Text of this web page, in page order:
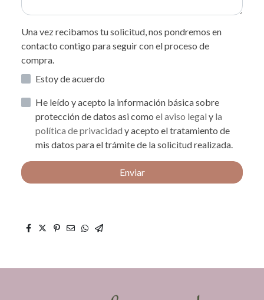
Una vez recibamos tu solicitud, nos pondremos en
contacto contigo para seguir con el proceso de
compra.
Estoy de acuerdo
He leído y acepto la información básica sobre
protección de datos asi como el aviso legal y la
política de privacidad y acepto el tratamiento de
mis datos para el trámite de la solicitud realizada.
Enviar